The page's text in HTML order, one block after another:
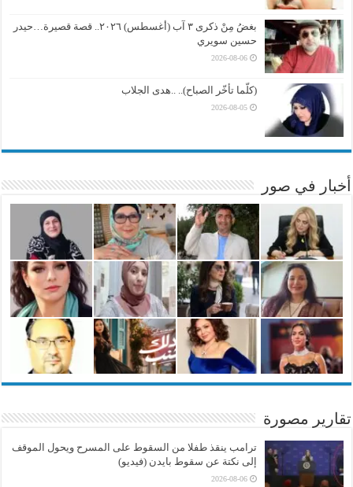
بغضُ مِنْ ذكرى ٣ آب (أغسطس) ٢٠٢٦.. قصة قصيرة…حيدر
حسين سويري
2026-08-06
(كلّما تأخّر الصباح).. ..هدى الجلاب
2026-08-05
أخبار في صور
تقارير مصورة
ترامب ينقذ طفلا من السقوط على المسرح ويحول الموقف
إلى نكتة عن سقوط بايدن (فيديو)
2026-08-06